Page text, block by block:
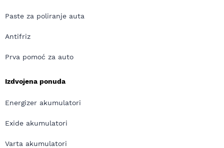
Paste za poliranje auta
Antifriz
Prva pomoć za auto
Izdvojena ponuda
Energizer akumulatori
Exide akumulatori
Varta akumulatori